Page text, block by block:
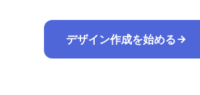
デザイン作成を始める